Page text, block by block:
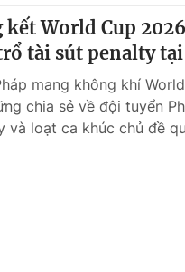
Podcast
Infographic
Shorts video
kết World Cup
tài sút penalty
mang không khí
chia sẻ về đội tuyển
và loạt ca khúc chủ đề